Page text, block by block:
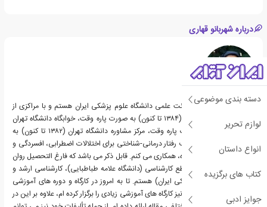
دسته بندی موضوعی
لوازم تحریر
انواع داستان
کتاب های برگزیده
جوایز ادبی
درباره شهربانو قهاری
من دکتر قهاری، عضو هیئت علمی دانشگاه علوم پزشکی ایران هستم و با مراکزی از
جمله: مرکز مشاوره سگال (۱۳۸۴ تا کنون) به صورت پاره وقت، خوابگاه دانشگاه تهران
(۱۳۸۴ تا کنون) به صورت پاره وقت، مرکز مشاوره دانشگاه تهران (۱۳۸۲ تا کنون) به
صورت پاره وقت و با هدف رفتار درمانی-شناختی برای اختلالات اضطرابی، افسردگی و
اعتیاد دانشجویان دانشگاه، همکاری می کنم. قابل ذکر می باشد که فارغ التحصیل روان
شناسی بالینی در سه مقطع کارشناسی (دانشگاه علامه طباطبایی)، کارشناسی ارشد و
دکترا (دانشگاه علوم پزشکی ایران) هستم. تا به امروز در کارگاه و دوره های آموزشی
مختلفی شرکت کرده ام و نیز کارگاه های آموزشی زیادی را برگزار کرده ام، علاوه بر این در